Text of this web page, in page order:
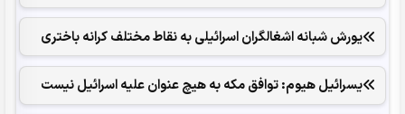
یورش شبانه اشغالگران اسرائیلی به نقاط مختلف کرانه باختری
یسرائیل هیوم: توافق مکه به هیچ عنوان علیه اسرائیل نیست